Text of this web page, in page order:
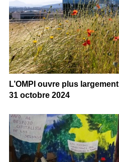
L’OMPI ouvre plus
31 octobre 2024